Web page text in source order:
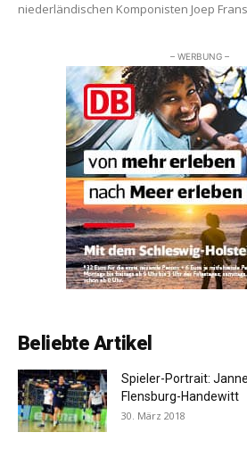
niederländischen Komponisten Joep
– WERBUNG –
Beliebte Artikel
Spieler-Portrait:
Flensburg-Handewitt
30. März 2018